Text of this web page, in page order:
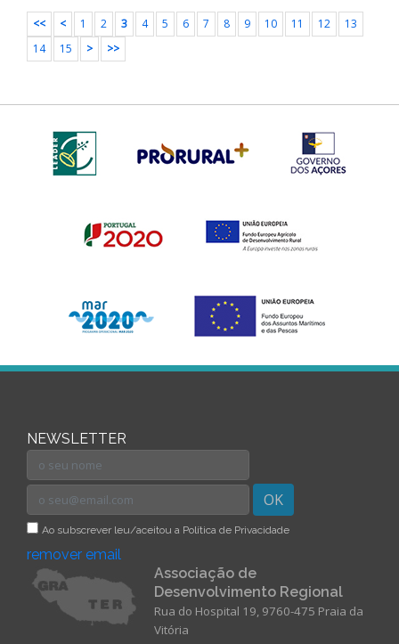
<< < 1 2 3 4 5 6 7 8 9 10 11 12
13
14
15 > >>
NEWSLETTER
OK
Ao subscrever leu/aceitou a Política de Privacidade
remover email
Associação de
Desenvolvimento Regional
Rua do Hospital 19, 9760-475 Praia da
Vitória